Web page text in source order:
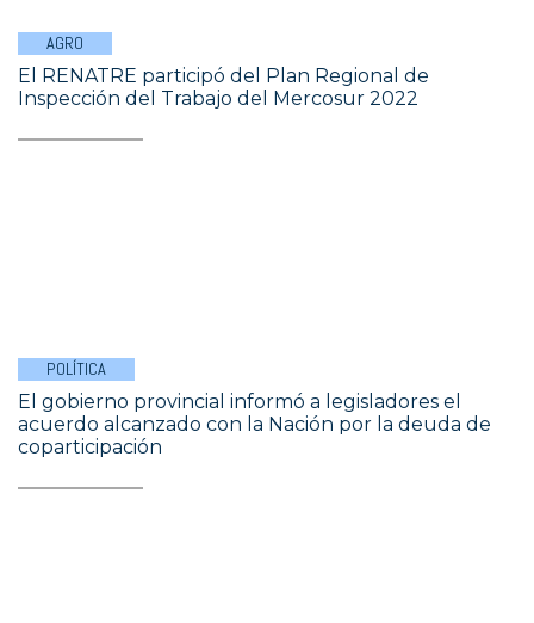
AGRO
El RENATRE participó del Plan Regional de
Inspección del Trabajo del Mercosur 2022
POLÍTICA
El gobierno provincial informó a legisladores el
acuerdo alcanzado con la Nación por la deuda de
coparticipación